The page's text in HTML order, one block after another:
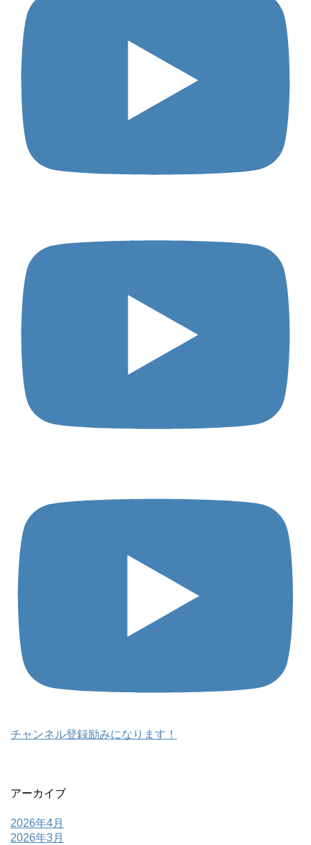
チャンネル登録励みになります！
アーカイブ
2026年4月
2026年3月